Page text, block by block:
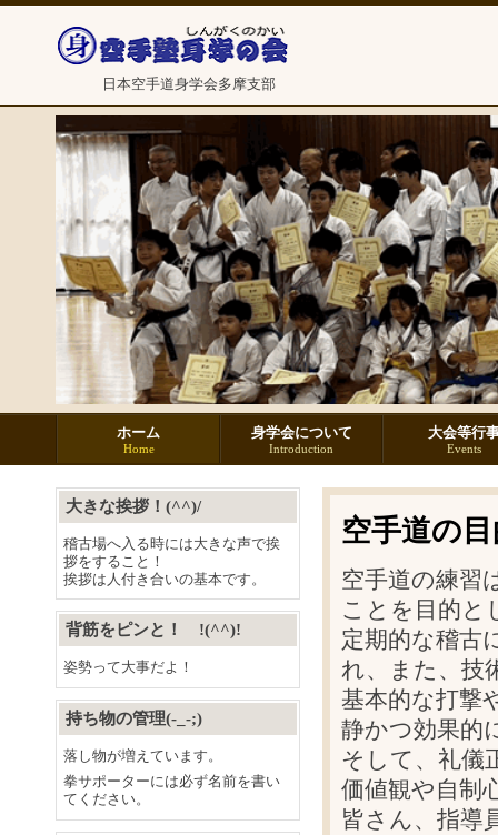
日本空手道身学会多摩支部
ホーム
Home
身学会について
Introduction
大会等行
Events
空手道の
空手道の練習
ことを目的と
定期的な稽古
れ、また、技
基本的な打撃
静かつ効果的
そして、礼儀
価値観や自制
皆さん、指導
大きな挨拶！(^^)/
稽古場へ入る時には大きな声で挨
拶をすること！
挨拶は人付き合いの基本です。
背筋をピンと！ !(^^)!
姿勢って大事だよ！
持ち物の管理(-_-;)
落し物が増えています。
拳サポーターには必ず名前を書い
てください。